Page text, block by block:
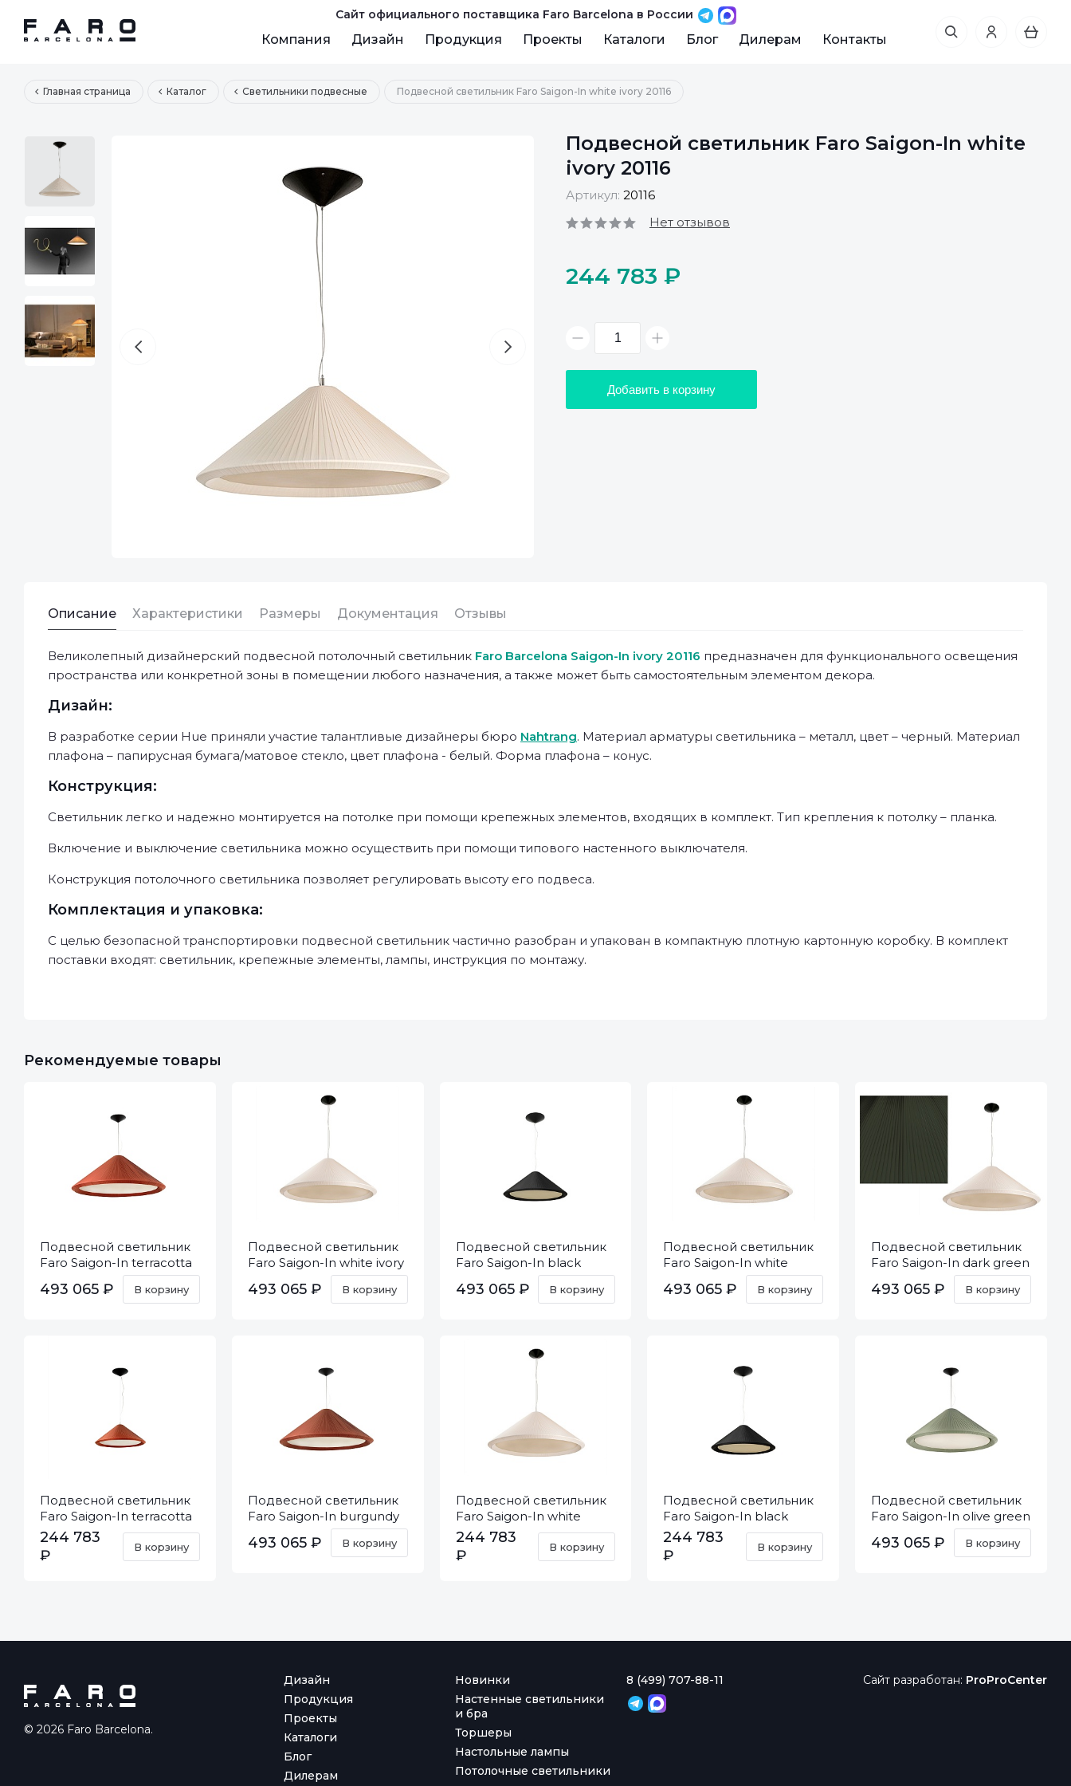
Сайт официального поставщика Faro Barcelona в России
Компания Дизайн Продукция Проекты Каталоги Блог Дилерам Контакты
Главная страница Каталог Светильники подвесные Подвесной светильник Faro Saigon-In white ivory 20116
Подвесной светильник Faro Saigon-In white
ivory 20116
Артикул: 20116
Нет отзывов
244 783 ₽
Добавить в корзину
Описание Характеристики Размеры Документация Отзывы
Великолепный дизайнерский подвесной потолочный светильник Faro Barcelona Saigon-In ivory 20116 предназначен для функционального освещения
пространства или конкретной зоны в помещении любого назначения, а также может быть самостоятельным элементом декора.
Дизайн:
В разработке серии Hue приняли участие талантливые дизайнеры бюро Nahtrang. Материал арматуры светильника – металл, цвет – черный. Материал
плафона – папирусная бумага/матовое стекло, цвет плафона - белый. Форма плафона – конус.
Конструкция:
Светильник легко и надежно монтируется на потолке при помощи крепежных элементов, входящих в комплект. Тип крепления к потолку – планка.
Включение и выключение светильника можно осуществить при помощи типового настенного выключателя.
Конструкция потолочного светильника позволяет регулировать высоту его подвеса.
Комплектация и упаковка:
С целью безопасной транспортировки подвесной светильник частично разобран и упакован в компактную плотную картонную коробку. В комплект
поставки входят: светильник, крепежные элементы, лампы, инструкция по монтажу.
Рекомендуемые товары
Подвесной светильник
Faro Saigon-In terracotta
493 065 ₽ В корзину
Подвесной светильник
Faro Saigon-In white ivory
493 065 ₽ В корзину
Подвесной светильник
Faro Saigon-In black
493 065 ₽ В корзину
Подвесной светильник
Faro Saigon-In white
493 065 ₽ В корзину
Подвесной светильник
Faro Saigon-In dark green
493 065 ₽ В корзину
Подвесной светильник
Faro Saigon-In terracotta
20118
244 783
₽
В корзину
Подвесной светильник
Faro Saigon-In burgundy
493 065 ₽ В корзину
Подвесной светильник
Faro Saigon-In white
20117
244 783
₽
В корзину
Подвесной светильник
Faro Saigon-In black
20119
244 783
₽
В корзину
Подвесной светильник
Faro Saigon-In olive green
493 065 ₽ В корзину
© 2026 Faro Barcelona.
Дизайн
Продукция
Проекты
Каталоги
Блог
Дилерам
Новинки
Настенные светильники
и бра
Торшеры
Настольные лампы
Потолочные светильники
8 (499) 707-88-11 Сайт разработан: ProProCenter